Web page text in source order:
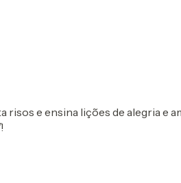
e ensina lições de alegria e
!